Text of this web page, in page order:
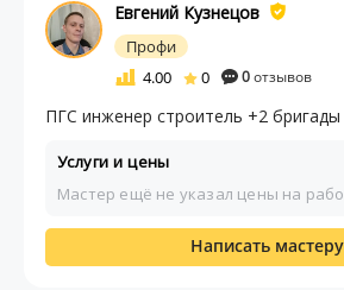
Евгений Кузнецов
Профи
4.00
0 0отзывов
ПГС инженер строитель +2
Услуги и цены
Мастер ещё не указал цены на
Написать мастеру